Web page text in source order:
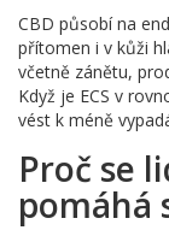
CBD působí na
přítomen i v kůži
včetně zánětu,
Když je ECS v
vést k méně
Proč se
pomáhá